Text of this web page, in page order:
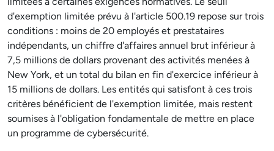
d'exemption limitée prévu à l'article 500.19 repose sur trois
conditions : moins de 20 employés et prestataires
indépendants, un chiffre d'affaires annuel brut inférieur à
7,5 millions de dollars provenant des activités menées à
New York, et un total du bilan en fin d'exercice inférieur à
15 millions de dollars. Les entités qui satisfont à ces trois
critères bénéficient de l'exemption limitée, mais restent
soumises à l'obligation fondamentale de mettre en place
un programme de cybersécurité.